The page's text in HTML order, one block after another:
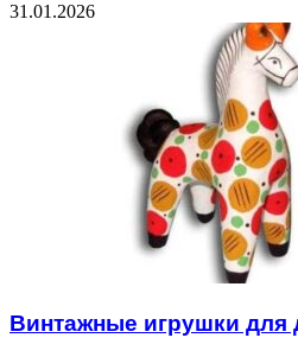
31.01.2026
Винтажные игрушки для